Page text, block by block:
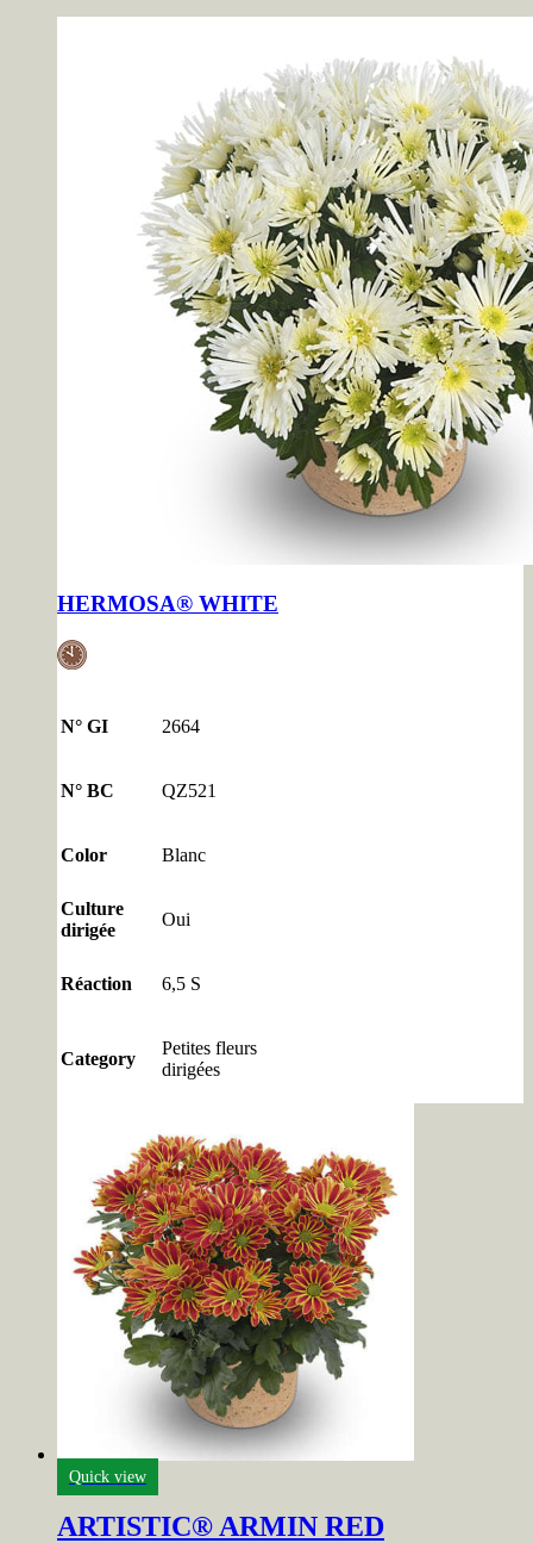
HERMOSA® WHITE
N° GI 2664
N° BC QZ521
Color Blanc
Culture
dirigée
Oui
Réaction 6,5 S
Category
Petites fleurs
dirigées
Quick view
ARTISTIC® ARMIN RED